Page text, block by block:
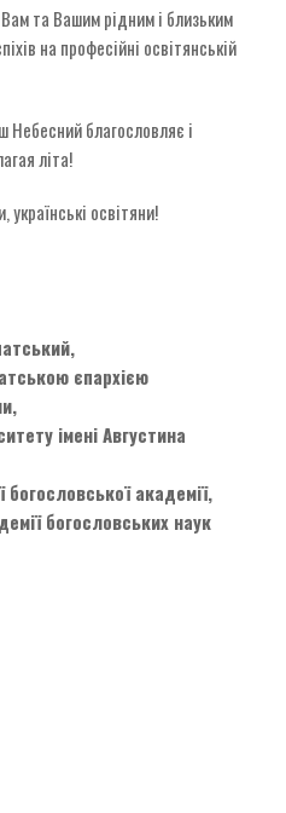
та Вашим рідним і близьким
на професійні освітянській
Небесний благословляє і
літа!
українські освітяни!
єпархією
імені Августина
богословської академії,
богословських наук